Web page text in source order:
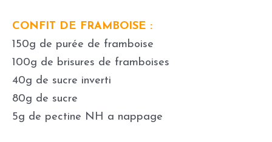
CONFIT DE FRAMBOISE :
150g de purée de framboise
100g de brisures de framboises
40g de sucre inverti
80g de sucre
5g de pectine NH a nappage